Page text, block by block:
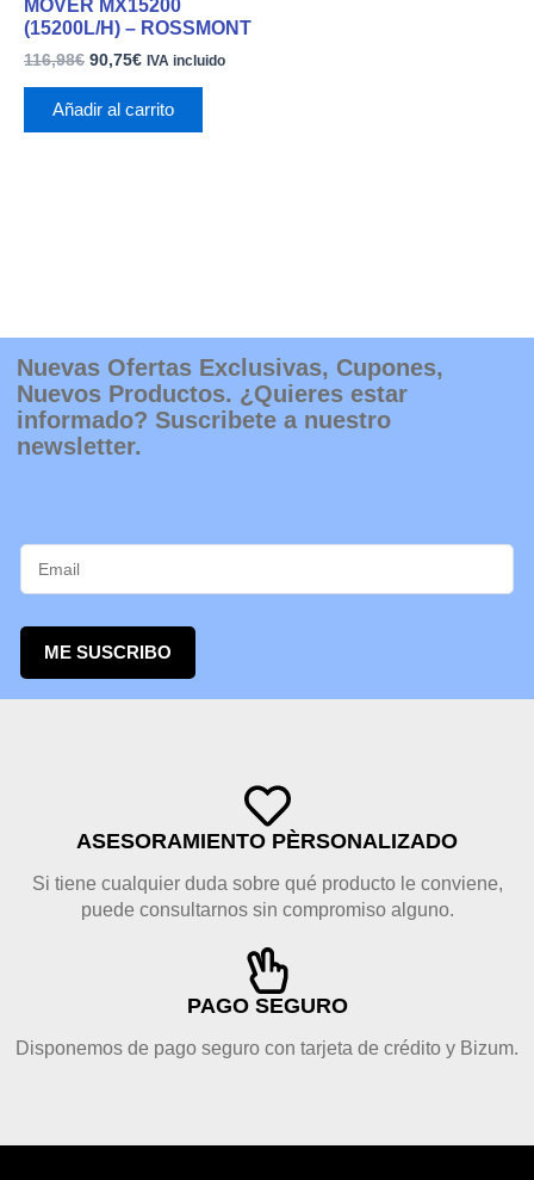
MOVER MX15200
(15200L/H) – ROSSMONT
116,98€ 90,75€ IVA incluido
Añadir al carrito
Nuevas Ofertas Exclusivas, Cupones,
Nuevos Productos. ¿Quieres estar
informado? Suscribete a nuestro
newsletter.
ME SUSCRIBO
ASESORAMIENTO PÈRSONALIZADO
Si tiene cualquier duda sobre qué producto le conviene,
puede consultarnos sin compromiso alguno.
PAGO SEGURO
Disponemos de pago seguro con tarjeta de crédito y Bizum.